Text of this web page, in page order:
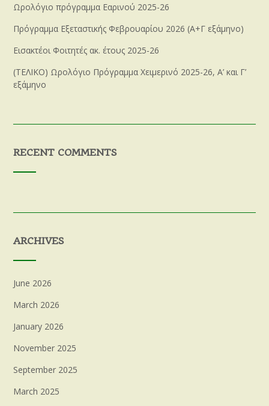
Ωρολόγιο πρόγραμμα Εαρινού 2025-26
Πρόγραμμα Εξεταστικής Φεβρουαρίου 2026 (Α+Γ εξάμηνο)
Εισακτέοι Φοιτητές ακ. έτους 2025-26
(ΤΕΛΙΚΟ) Ωρολόγιο Πρόγραμμα Χειμερινό 2025-26, Α’ και Γ’
εξάμηνο
RECENT COMMENTS
ARCHIVES
June 2026
March 2026
January 2026
November 2025
September 2025
March 2025